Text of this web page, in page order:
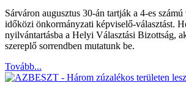
Sárváron augusztus 30-án tartják a 4-es
időközi önkormányzati képviselő-választást.
nyilvántartásba a Helyi Választási Bizottság,
szereplő sorrendben mutatunk be.
Tovább...